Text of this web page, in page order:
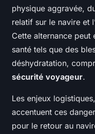
physique aggravée,
relatif sur le navire et
Cette alternance peut
santé tels que des
déshydratation,
sécurité voyageur.
Les enjeux
accentuent ces
pour le retour au